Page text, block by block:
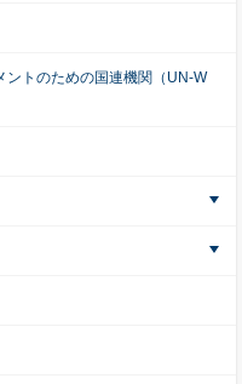
ントのための国連機関（UN-W